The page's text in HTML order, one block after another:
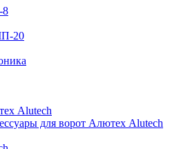
8
20
Alutech
для ворот Алютех Alutech